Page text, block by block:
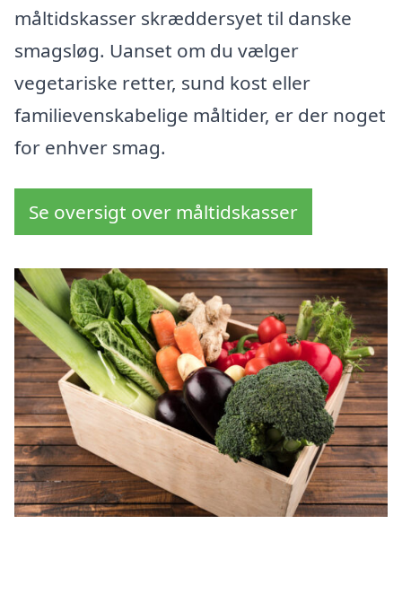
måltidskasser skræddersyet til danske
smagsløg. Uanset om du vælger
vegetariske retter, sund kost eller
familievenskabelige måltider, er der noget
for enhver smag.
Se oversigt over måltidskasser